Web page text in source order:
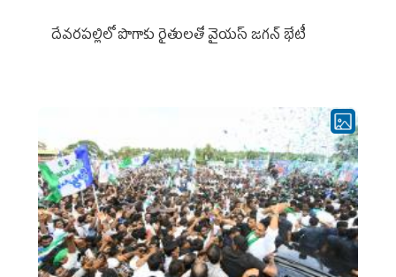
దేవరపల్లిలో పొగాకు రైతులతో వైయస్ జగన్ భేటీ